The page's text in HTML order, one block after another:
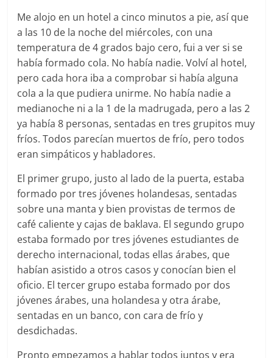
Me alojo en un hotel a cinco minutos a pie, así que
a las 10 de la noche del miércoles, con una
temperatura de 4 grados bajo cero, fui a ver si se
había formado cola. No había nadie. Volví al hotel,
pero cada hora iba a comprobar si había alguna
cola a la que pudiera unirme. No había nadie a
medianoche ni a la 1 de la madrugada, pero a las 2
ya había 8 personas, sentadas en tres grupitos muy
fríos. Todos parecían muertos de frío, pero todos
eran simpáticos y habladores.
El primer grupo, justo al lado de la puerta, estaba
formado por tres jóvenes holandesas, sentadas
sobre una manta y bien provistas de termos de
café caliente y cajas de baklava. El segundo grupo
estaba formado por tres jóvenes estudiantes de
derecho internacional, todas ellas árabes, que
habían asistido a otros casos y conocían bien el
oficio. El tercer grupo estaba formado por dos
jóvenes árabes, una holandesa y otra árabe,
sentadas en un banco, con cara de frío y
desdichadas.
Pronto empezamos a hablar todos juntos y era